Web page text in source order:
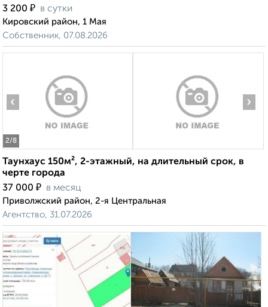
3 200 ₽ в сутки
Кировский район, 1 Мая
Собственник, 07.08.2026
2/8
‹ ›
Таунхаус 150м², 2-этажный, на длительный срок, в
черте города
37 000 ₽ в месяц
Приволжский район, 2-я Центральная
Агентство, 31.07.2026